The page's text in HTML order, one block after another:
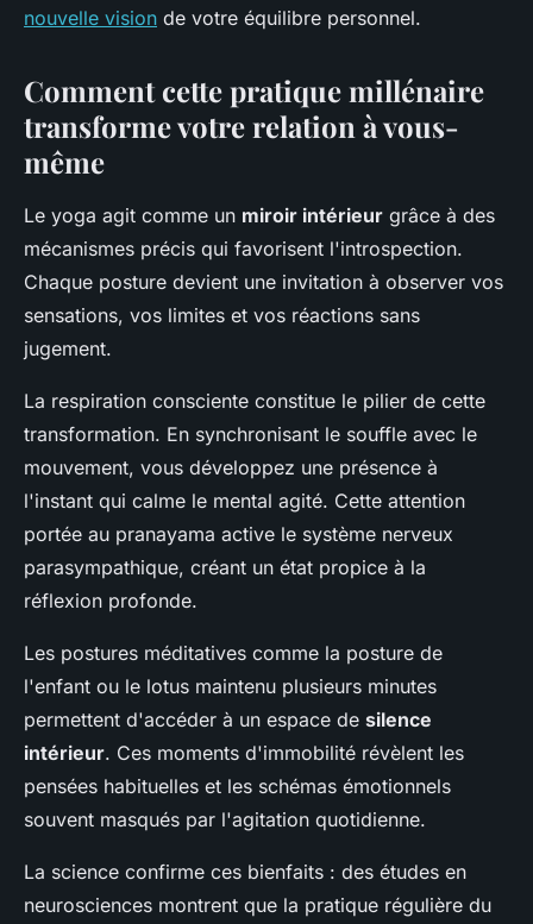
nouvelle vision de votre équilibre personnel.
Comment cette pratique millénaire
transforme votre relation à vous-
même
Le yoga agit comme un miroir intérieur grâce à des
mécanismes précis qui favorisent l'introspection.
Chaque posture devient une invitation à observer vos
sensations, vos limites et vos réactions sans
jugement.
La respiration consciente constitue le pilier de cette
transformation. En synchronisant le souffle avec le
mouvement, vous développez une présence à
l'instant qui calme le mental agité. Cette attention
portée au pranayama active le système nerveux
parasympathique, créant un état propice à la
réflexion profonde.
Les postures méditatives comme la posture de
l'enfant ou le lotus maintenu plusieurs minutes
permettent d'accéder à un espace de silence
intérieur. Ces moments d'immobilité révèlent les
pensées habituelles et les schémas émotionnels
souvent masqués par l'agitation quotidienne.
La science confirme ces bienfaits : des études en
neurosciences montrent que la pratique régulière du